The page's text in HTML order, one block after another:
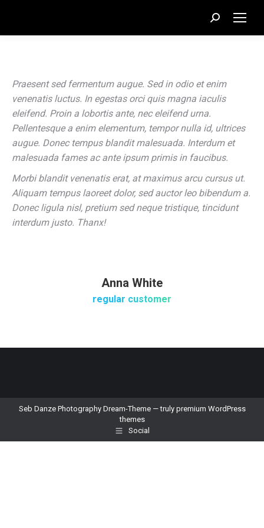
Recherche
:
Praesent sed fermentum augue. Sed in odio et enim
venenatis luctus. In egestas orci quis magna iaculis
eleifend. Proin a lobortis ante, nec eleifend urna.
Pellentesque a enim elementum, tempor nulla id, ultrices
augue. Donec tempus blandit malesuada. Interdum et
malesuada fames ac ante ipsum primis in faucibus.
Morbi blandit venenatis erat, at maximus arcu cursus ut.
Aliquam tempus laoreet dolor, sed auctor leo bibendum a.
Donec ligula nisl, pretium sed neque tristique, tincidunt
interdum justo. Thanx!
Anna White
regular customer
Seb Danze Photography Dream-Theme — truly premium WordPress
themes
Social